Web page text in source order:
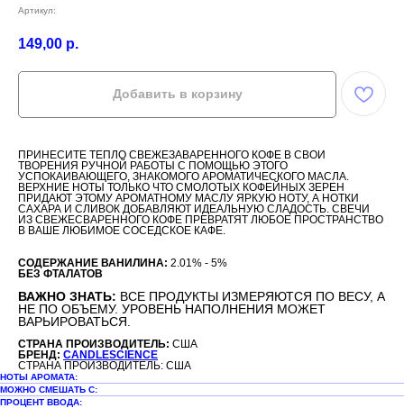
Артикул:
149,00 р.
Добавить в корзину
ПРИНЕСИТЕ ТЕПЛО СВЕЖЕЗАВАРЕННОГО КОФЕ В СВОИ
ТВОРЕНИЯ РУЧНОЙ РАБОТЫ С ПОМОЩЬЮ ЭТОГО
УСПОКАИВАЮЩЕГО, ЗНАКОМОГО АРОМАТИЧЕСКОГО МАСЛА.
ВЕРХНИЕ НОТЫ ТОЛЬКО ЧТО СМОЛОТЫХ КОФЕЙНЫХ ЗЕРЕН
ПРИДАЮТ ЭТОМУ АРОМАТНОМУ МАСЛУ ЯРКУЮ НОТУ, А НОТКИ
САХАРА И СЛИВОК ДОБАВЛЯЮТ ИДЕАЛЬНУЮ СЛАДОСТЬ. СВЕЧИ
ИЗ СВЕЖЕСВАРЕННОГО КОФЕ ПРЕВРАТЯТ ЛЮБОЕ ПРОСТРАНСТВО
В ВАШЕ ЛЮБИМОЕ СОСЕДСКОЕ КАФЕ.
СОДЕРЖАНИЕ ВАНИЛИНА: 2.01% - 5%
БЕЗ ФТАЛАТОВ
ВАЖНО ЗНАТЬ: ВСЕ ПРОДУКТЫ ИЗМЕРЯЮТСЯ ПО ВЕСУ, А
НЕ ПО ОБЪЕМУ. УРОВЕНЬ НАПОЛНЕНИЯ МОЖЕТ
ВАРЬИРОВАТЬСЯ.
СТРАНА ПРОИЗВОДИТЕЛЬ: США
БРЕНД: CANDLESCIENCE
СТРАНА ПРОИЗВОДИТЕЛЬ: США
НОТЫ АРОМАТА:
МОЖНО СМЕШАТЬ С:
ПРОЦЕНТ ВВОДА: